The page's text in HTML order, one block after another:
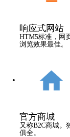
响应式网站
HTM5标准，网
浏览效果最佳。
官方商城
又称B2C商城。
俱全。